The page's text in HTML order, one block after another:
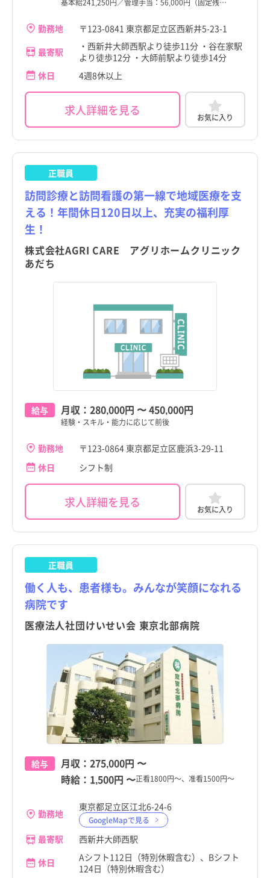
基本給241,250円／管理手当：56,000円（固定残…
勤務地
〒123-0841 東京都足立区西新井5-23-1
最寄駅
・西新井大師西駅より徒歩11分 ・谷在家駅
より徒歩12分 ・大師前駅より徒歩14分
休日
4週8休以上
求人詳細を見る お気に入り
正職員
訪問診療と訪問看護の第一線で地域医療を支
える！年間休日120日以上、充実の福利厚
生！
株式会社AGRI CARE アグリホームクリニック
あだち
給与 月収： 280,000円 〜450,000円
経験・スキル・能力に応じて前後
勤務地
〒123-0864 東京都足立区鹿浜3-29-11
休日
シフト制
求人詳細を見る お気に入り
正職員
働く人も、患者様も。みんなが笑顔になれる
病院です
医療法人社団けいせい会 東京北部病院
給与 月収： 275,000円 〜
時給： 1,500円 〜正看1800円～、准看1500円～
勤務地
東京都足立区江北6-24-6
GoogleMapで見る
最寄駅
西新井大師西駅
休日
Aシフト112日（特別休暇含む）、Bシフト
124日（特別休暇含む）